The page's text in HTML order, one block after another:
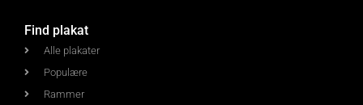
Find plakat
Alle plakater
Populære
Rammer